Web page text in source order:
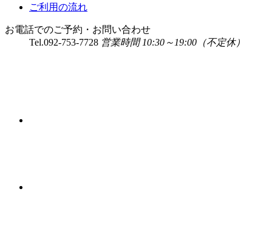
ご利用の流れ
お電話でのご予約・お問い合わせ
Tel.092-753-7728 営業時間 10:30～19:00（不定休）